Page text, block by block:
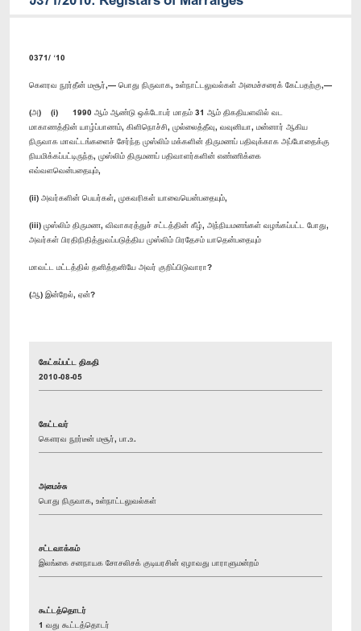
0371/ ‘10
கெளரவ நூர்தீன் மசூர்,— பொது நிருவாக, உள்நாட்டலுவல்கள் அமைச்சரைக் கேட்பதற்கு,—
(அ) (i) 1990 ஆம் ஆண்டு ஒக்டோபர் மாதம் 31 ஆம் திகதியளவில் வட
மாகாணத்தின் யாழ்ப்பாணம், கிளிநொச்சி, முல்லைத்தீவு, வவுனியா, மன்னார் ஆகிய
நிருவாக மாவட்டங்களைச் சேர்ந்த முஸ்லிம் மக்களின் திருமணப் பதிவுக்காக அப்போதைக்கு
நியமிக்கப்பட்டிருந்த, முஸ்லிம் திருமணப் பதிவாளர்களின் எண்ணிக்கை
எவ்வளவென்பதையும்,
(ii) அவர்களின் பெயர்கள், முகவரிகள் யாவையென்பதையும்,
(iii) முஸ்லிம் திருமண, விவாகரத்துச் சட்டத்தின் கீழ், அந்நியமனங்கள் வழங்கப்பட்ட போது,
அவர்கள் பிரதிநிதித்துவப்படுத்திய முஸ்லிம் பிரதேசம் யாதென்பதையும்
மாவட்ட மட்டத்தில் தனித்தனியே அவர் குறிப்பிடுவாரா?
(ஆ) இன்றேல், ஏன்?
கேட்கப்பட்ட திகதி
2010-08-05
கேட்டவர்
கௌரவ நூர்டீன் மசூர், பா.உ.
அமைச்சு
பொது நிருவாக, உள்நாட்டலுவல்கள்
சட்டவாக்கம்
இலங்கை சனநாயக சோசலிசக் குடியரசின் ஏழாவது பாராளுமன்றம்
கூட்டத்தொடர்
1 வது கூட்டத்தொடர்